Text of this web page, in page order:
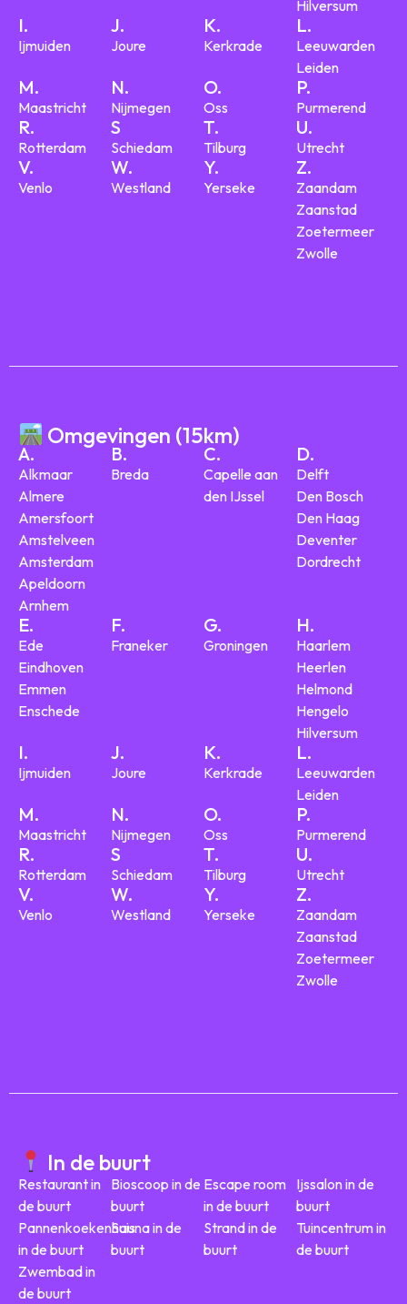
Hilversum
I.
Ijmuiden
J.
Joure
K.
Kerkrade
L.
Leeuwarden
Leiden
M.
Maastricht
N.
Nijmegen
O.
Oss
P.
Purmerend
R.
Rotterdam
S
Schiedam
T.
Tilburg
U.
Utrecht
V.
Venlo
W.
Westland
Y.
Yerseke
Z.
Zaandam
Zaanstad
Zoetermeer
Zwolle
Omgevingen (15km)
A.
Alkmaar
Almere
Amersfoort
Amstelveen
Amsterdam
Apeldoorn
Arnhem
B.
Breda
C.
Capelle aan
den IJssel
D.
Delft
Den Bosch
Den Haag
Deventer
Dordrecht
E.
Ede
Eindhoven
Emmen
Enschede
F.
Franeker
G.
Groningen
H.
Haarlem
Heerlen
Helmond
Hengelo
Hilversum
I.
Ijmuiden
J.
Joure
K.
Kerkrade
L.
Leeuwarden
Leiden
M.
Maastricht
N.
Nijmegen
O.
Oss
P.
Purmerend
R.
Rotterdam
S
Schiedam
T.
Tilburg
U.
Utrecht
V.
Venlo
W.
Westland
Y.
Yerseke
Z.
Zaandam
Zaanstad
Zoetermeer
Zwolle
In de buurt
Restaurant in
de buurt
Pannenkoekenhuis
in de buurt
Zwembad in
de buurt
Bioscoop in de
buurt
Sauna in de
buurt
Escape room
in de buurt
Strand in de
buurt
Ijssalon in de
buurt
Tuincentrum in
de buurt